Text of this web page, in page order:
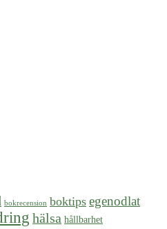
bokrecension boktips egenodlat
hälsa hållbarhet